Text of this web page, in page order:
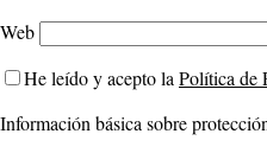
Web
He leído y acepto laPolítica de
Información básica sobre